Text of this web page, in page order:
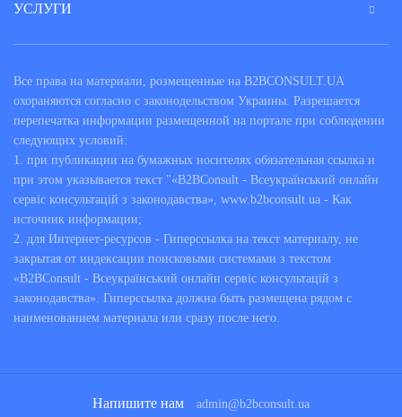
УСЛУГИ
Все права на материали, розмещенные на B2BCONSULT.UA
охораняются согласно с законодельством Украины. Разрешается
перепечатка информации размещенной на портале при соблюдении
следующих условий:
1. при публикации на бумажных носителях обязательная ссылка и
при этом указывается текст "«B2BConsult - Всеукраїнський онлайн
сервіс консультацій з законодавства», www.b2bconsult.ua - Как
источник информации;
2. для Интернет-ресурсов - Гиперссылка на текст материалу, не
закрытая от индексации поисковыми системами з текстом
«B2BConsult - Всеукраїнський онлайн сервіс консультацій з
законодавства». Гиперссылка должна быть размещена рядом с
наименованием материала или сразу после него.
Напишите нам admin@b2bconsult.ua